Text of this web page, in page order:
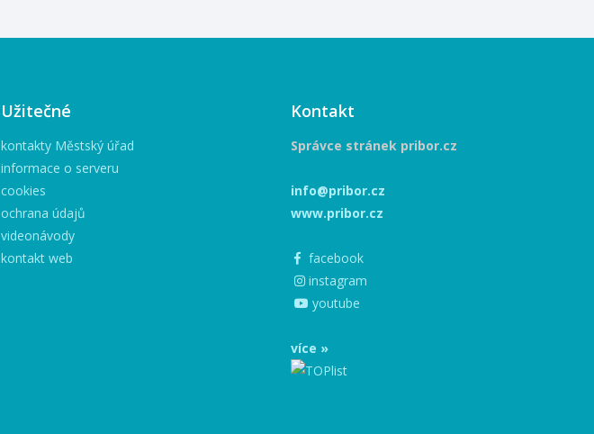
Užitečné
kontakty Městský úřad
informace o serveru
cookies
ochrana údajů
videonávody
kontakt web
Kontakt
Správce stránek pribor.cz
info@pribor.cz
www.pribor.cz
facebook
instagram
youtube
více »